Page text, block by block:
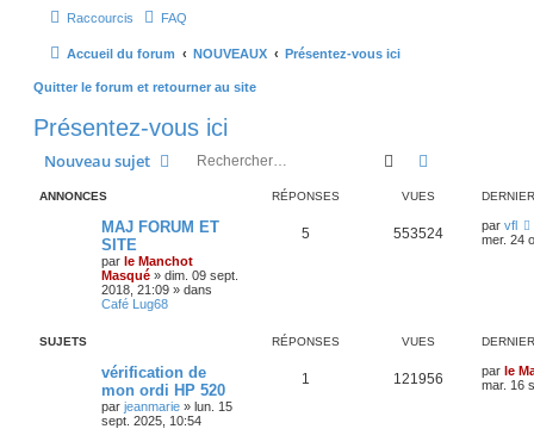
Raccourcis FAQ
Accueil du forum NOUVEAUX Présentez-vous ici
Quitter le forum et retourner au site
Présentez-vous ici
Nouveau sujet Rechercher
ANNONCES RÉPONSES VUES
MAJ FORUM ET
SITE
par le Manchot
Masqué » dim. 09 sept.
2018, 21:09 » dans
Café Lug68
5 553524 par vfl
mer. 24
SUJETS RÉPONSES VUES
vérification de
mon ordi HP 520
par jeanmarie » lun. 15
sept. 2025, 10:54
1 121956 par le
mar. 16